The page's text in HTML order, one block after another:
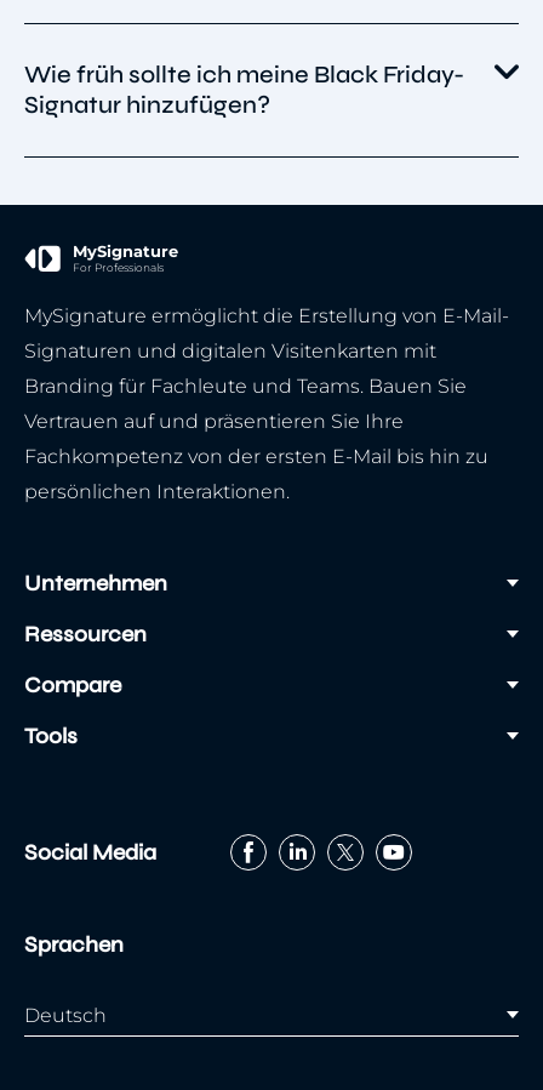
Ergebnisse sollte Ihr Banner weniger als 1 MB
Promo-Codes direkt auf Ihrem Banner ist eine
großartige Möglichkeit, Ihre Angebote
hervorzuheben und Klicks zu generieren.
Wie früh sollte ich meine Black Friday-
Signatur hinzufügen?
damit Ihre Werbeaktion in jeder E-Mail im
MySignature
For Professionals
MySignature ermöglicht die Erstellung von E-Mail-
Signaturen und digitalen Visitenkarten mit
Branding für Fachleute und Teams. Bauen Sie
Vertrauen auf und präsentieren Sie Ihre
Fachkompetenz von der ersten E-Mail bis hin zu
persönlichen Interaktionen.
Unternehmen
Ressourcen
Compare
Tools
Social Media
Sprachen
Deutsch